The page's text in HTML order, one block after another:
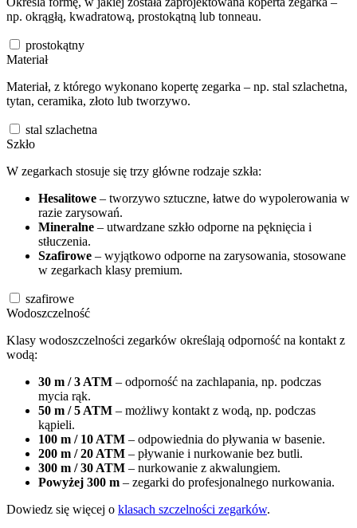
np. okrągłą, kwadratową, prostokątną lub tonneau.
prostokątny
Materiał
Materiał, z którego wykonano kopertę zegarka – np. stal szlachetna,
tytan, ceramika, złoto lub tworzywo.
stal szlachetna
Szkło
W zegarkach stosuje się trzy główne rodzaje szkła:
Hesalitowe – tworzywo sztuczne, łatwe do wypolerowania w
razie zarysowań.
Mineralne – utwardzane szkło odporne na pęknięcia i
stłuczenia.
Szafirowe – wyjątkowo odporne na zarysowania, stosowane
w zegarkach klasy premium.
szafirowe
Wodoszczelność
Klasy wodoszczelności zegarków określają odporność na kontakt z
wodą:
30 m / 3 ATM – odporność na zachlapania, np. podczas
mycia rąk.
50 m / 5 ATM – możliwy kontakt z wodą, np. podczas
kąpieli.
100 m / 10 ATM – odpowiednia do pływania w basenie.
200 m / 20 ATM – pływanie i nurkowanie bez butli.
300 m / 30 ATM – nurkowanie z akwalungiem.
Powyżej 300 m – zegarki do profesjonalnego nurkowania.
Dowiedz się więcej o klasach szczelności zegarków.